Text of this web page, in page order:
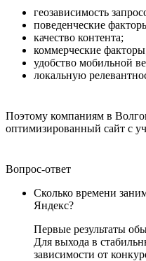
геозависимость
поведенческие
качество контента;
коммерческие
удобство мобильной
локальную
Поэтому компаниям в
оптимизированный сайт с
Вопрос-ответ
Сколько времени
Яндекс?
Первые результаты
Для выхода в
зависимости от